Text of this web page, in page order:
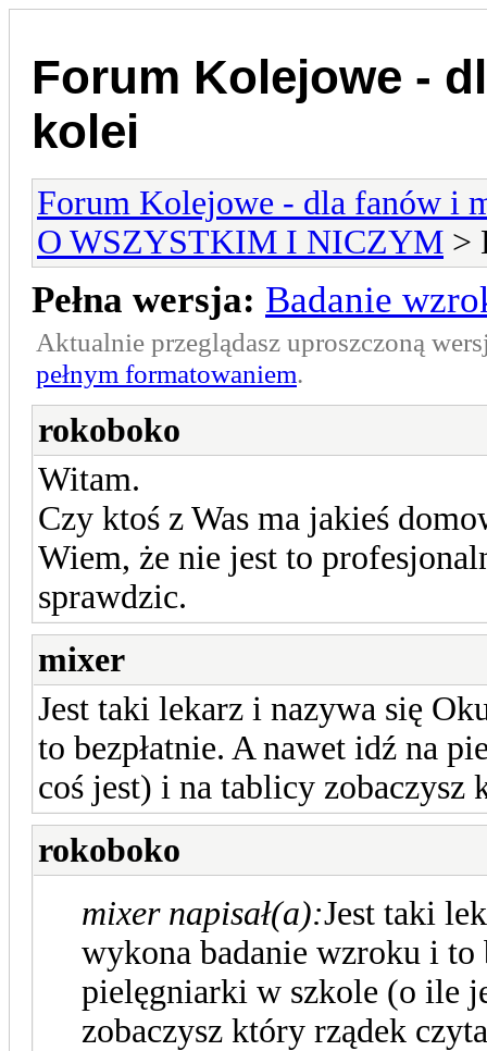
Forum Kolejowe -
kolei
Forum Kolejowe - dla fanów i
O WSZYSTKIM I NICZYM >
Pełna wersja: Badanie
Aktualnie przeglądasz uproszczoną
pełnym formatowaniem.
rokoboko
Witam.
Czy ktoś z Was ma jakieś
Wiem, że nie jest to
sprawdzic.
mixer
Jest taki lekarz i nazywa się
to bezpłatnie. A nawet idź na
coś jest) i na tablicy zobaczysz
rokoboko
mixer napisał(a):Jest taki
wykona badanie wzroku i to
pielęgniarki w szkole (o ile
zobaczysz który rządek